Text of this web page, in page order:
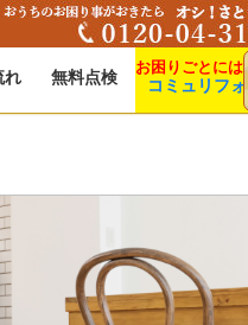
れ 無料点検 コミュリフォ